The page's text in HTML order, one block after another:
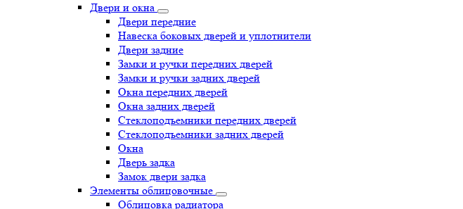
Двери и окна
Двери передние
Навеска боковых дверей и уплотнители
Двери задние
Замки и ручки передних дверей
Замки и ручки задних дверей
Окна передних дверей
Окна задних дверей
Стеклоподъемники передних дверей
Стеклоподъемники задних дверей
Окна
Дверь задка
Замок двери задка
Элементы облицовочные
Облицовка радиатора